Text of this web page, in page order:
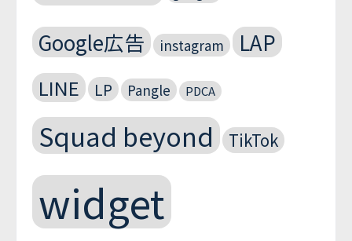
Google広告 instagram LAP
LINE LP Pangle PDCA
Squad beyond TikTok
widget